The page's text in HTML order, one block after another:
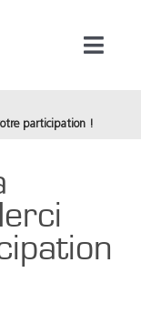
Produits
participation !